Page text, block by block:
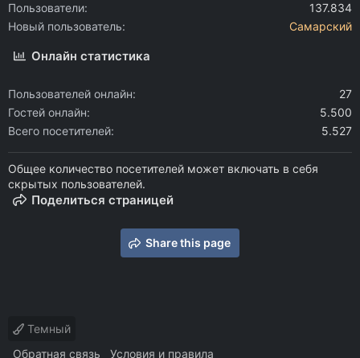
Пользователи
137.834
Новый пользователь
Самарский
Онлайн статистика
Пользователей онлайн
27
Гостей онлайн
5.500
Всего посетителей
5.527
Общее количество посетителей может включать в себя
скрытых пользователей.
Поделиться страницей
Share this page
Темный
Обратная связь
Условия и правила